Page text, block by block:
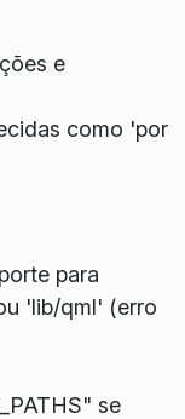
e
como 'por
para
'lib/qml' (erro
se